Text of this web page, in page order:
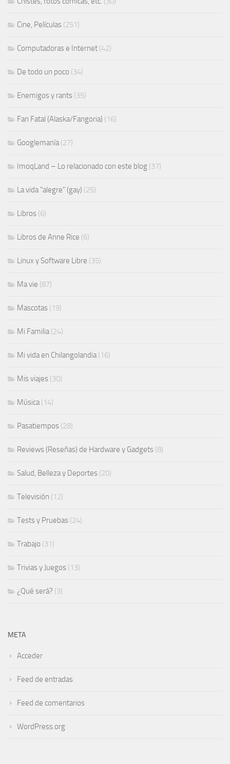
Cine, Películas (251)
Computadoras e Internet (42)
De todo un poco (34)
Enemigos y rants (35)
Fan Fatal (Alaska/Fangoria) (16)
Googlemanía(27)
ImoqLand – Lo relacionado con este blog (37)
La vida "alegre" (gay) (25)
Libros (6)
Libros de Anne Rice (6)
Linux y Software Libre (35)
Ma vie (87)
Mascotas (19)
Mi Familia(24)
Mi vida en Chilangolandia(16)
Mis viajes (30)
Música(14)
Pasatiempos (28)
Reviews (Reseñas) de Hardware y Gadgets (8)
Salud, Belleza y Deportes (20)
Televisión (12)
Tests y Pruebas (24)
Trabajo (31)
Trivias y Juegos (13)
¿Qué será? (3)
META
Acceder
Feed de entradas
Feed de comentarios
WordPress.org